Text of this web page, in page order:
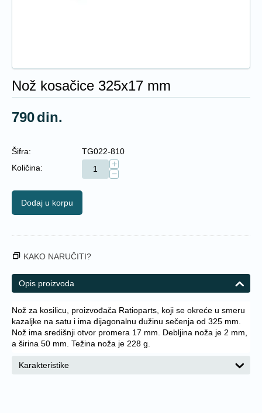
Nož kosačice 325x17 mm
790din.
Šifra:
TG022-810
Količina:
+
−
Dodaj u korpu
KAKO NARUČITI?
Opis proizvoda
Nož za kosilicu, proizvođača Ratioparts, koji se okreće u smeru
kazaljke na satu i ima dijagonalnu dužinu sečenja od 325 mm.
Nož ima središnji otvor promera 17 mm. Debljina noža je 2 mm,
a širina 50 mm. Težina noža je 228 g.
Karakteristike